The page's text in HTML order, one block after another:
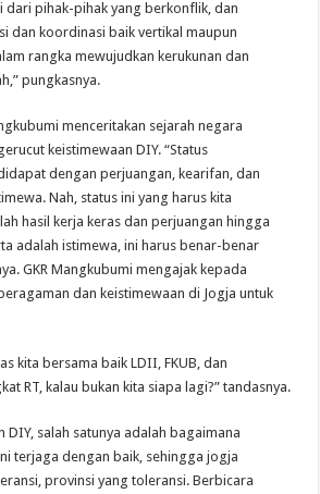
dari pihak-pihak yang berkonflik, dan
dan koordinasi baik vertikal maupun
rangka mewujudkan kerukunan dan
pungkasnya.
menceritakan sejarah negara
keistimewaan DIY. “Status
dengan perjuangan, kearifan, dan
Nah, status ini yang harus kita
hasil kerja keras dan perjuangan hingga
adalah istimewa, ini harus benar-benar
GKR Mangkubumi mengajak kepada
dan keistimewaan di Jogja untuk
kita bersama baik LDII, FKUB, dan
RT, kalau bukan kita siapa lagi?” tandasnya.
DIY, salah satunya adalah bagaimana
terjaga dengan baik, sehingga jogja
provinsi yang toleransi. Berbicara